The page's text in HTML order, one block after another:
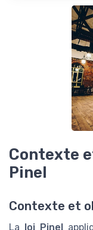
Contexte
Pinel
Contexte et
La loi Pinel